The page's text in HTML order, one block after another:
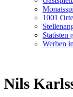
1001 Orte
Statisten
Werben
Nils